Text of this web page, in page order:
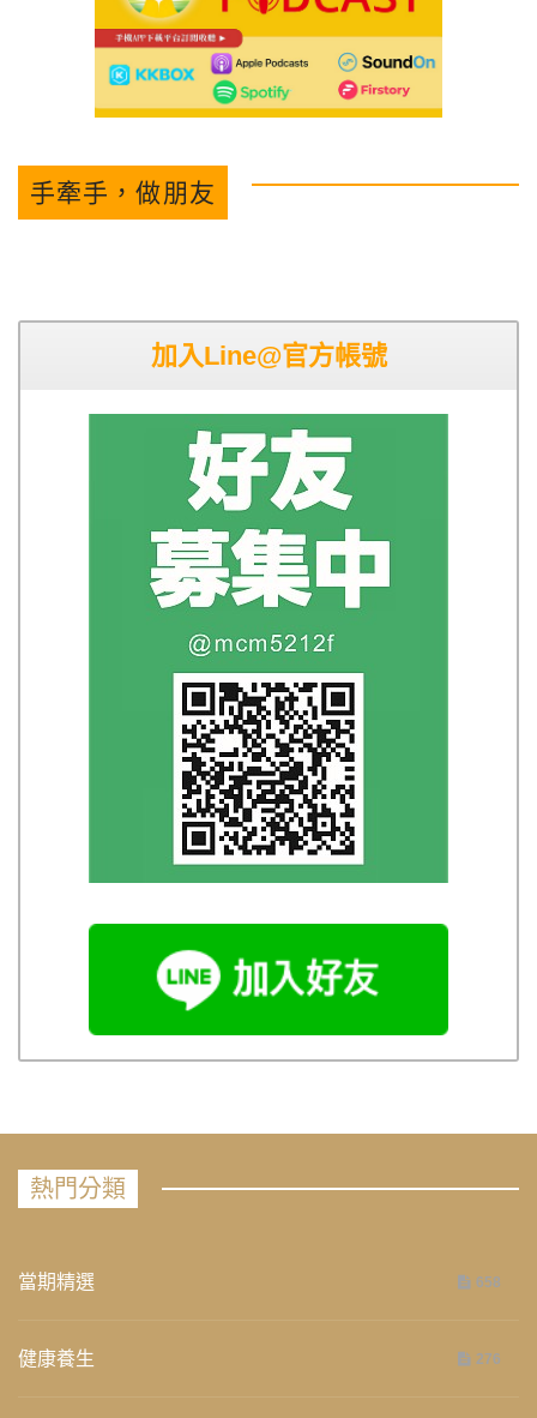
手牽手，做朋友
加入Line@官方帳號
熱門分類
當期精選 658
健康養生 276